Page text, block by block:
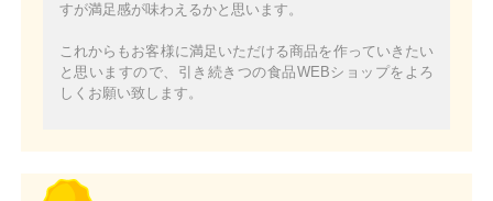
すが満足感が味わえるかと思います。
これからもお客様に満足いただける商品を作っていきたい
と思いますので、引き続きつの食品WEBショップをよろ
しくお願い致します。